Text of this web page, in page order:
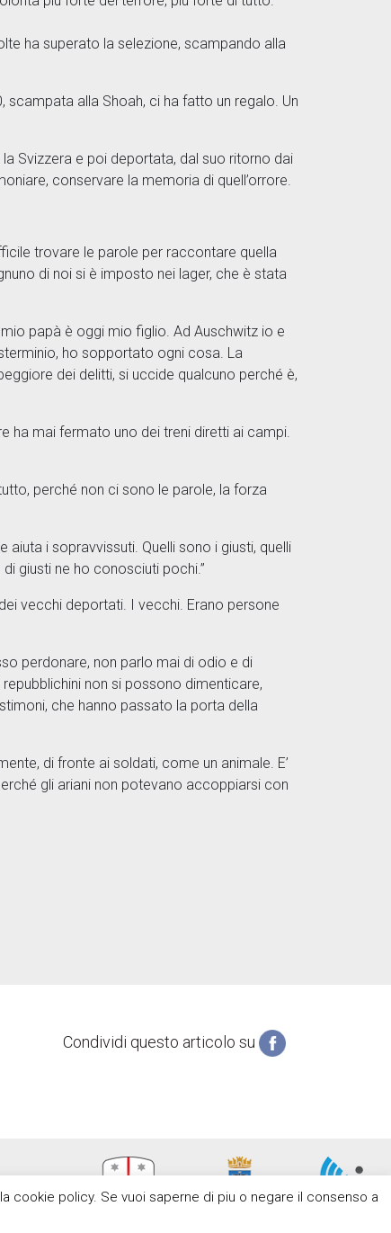
ha superato la selezione, scampando alla
alla Shoah, ci ha fatto un regalo. Un
Svizzera e poi deportata, dal suo ritorno dai
conservare la memoria di quell’orrore.
trovare le parole per raccontare quella
di noi si è imposto nei lager, che è stata
papà è oggi mio figlio. Ad Auschwitz io e
ho sopportato ogni cosa. La
dei delitti, si uccide qualcuno perché è,
ha mai fermato uno dei treni diretti ai campi.
perché non ci sono le parole, la forza
i sopravvissuti. Quelli sono i giusti, quelli
giusti ne ho conosciuti pochi.”
vecchi deportati. I vecchi. Erano persone
perdonare, non parlo mai di odio e di
non si possono dimenticare,
che hanno passato la porta della
di fronte ai soldati, come un animale. E’
gli ariani non potevano accoppiarsi con
Condividi questo articolo su
cookie policy. Se vuoi saperne di piu o negare il consenso a